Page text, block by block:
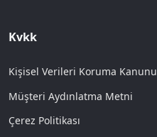
Kvkk
Kişisel Verileri Koruma Kanunu
Müşteri Aydınlatma Metni
Çerez Politikası